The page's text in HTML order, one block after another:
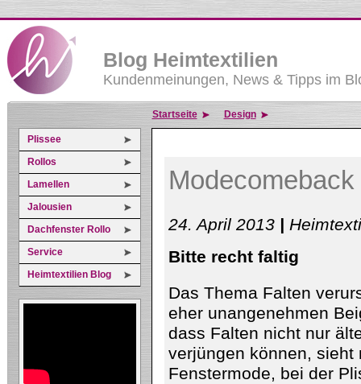
Blog Heimtextilien
Kundenmeinungen, News & Tipps im
Plissee
Rollos
Lamellen
Jalousien
Dachfenster Rollo
Service
Heimtextilien Blog
Startseite Design
24. April 2013 |
Bitte recht faltig
Das Thema Falten
eher unangenehmen
dass Falten nicht nur
verjüngen können,
Fenstermode, bei der